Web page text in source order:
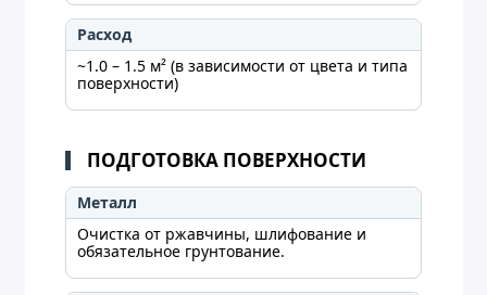
Расход
~1.0 – 1.5 м² (в зависимости от цвета и типа
поверхности)
ПОДГОТОВКА ПОВЕРХНОСТИ
Металл
Очистка от ржавчины, шлифование и
обязательное грунтование.